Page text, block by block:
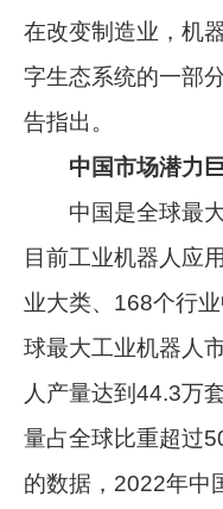
在改变制造业，机
字生态系统的一部
告指出。
中国市场潜力
中国是全球最大
目前工业机器人应
业大类、168个行
球最大工业机器人
人产量达到44.3万
量占全球比重超过
的数据，2022年中